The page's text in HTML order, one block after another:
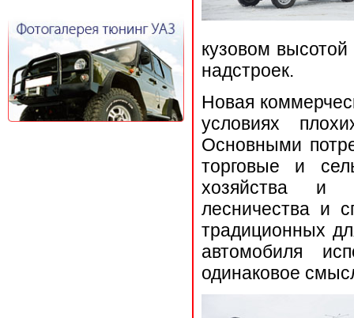
кузовом
надстроек.
Новая
условиях
Основными
торговые и
хозяйства и
лесничества и
традиционных
автомобиля
одинаковое